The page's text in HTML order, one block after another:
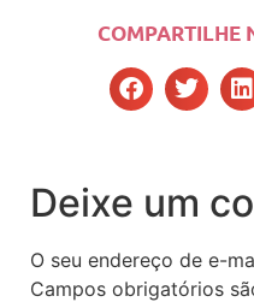
COMPARTILHE
Deixe um
O seu endereço de e-
Campos obrigatórios